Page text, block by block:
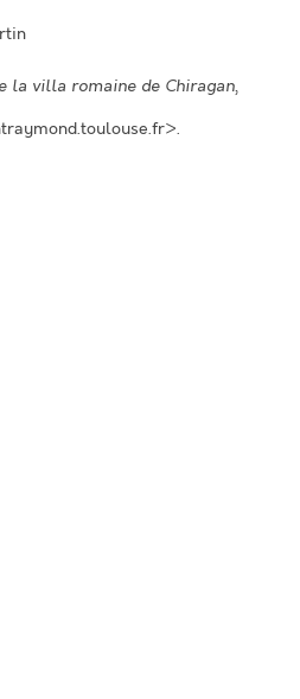
la villa romaine de Chiragan,